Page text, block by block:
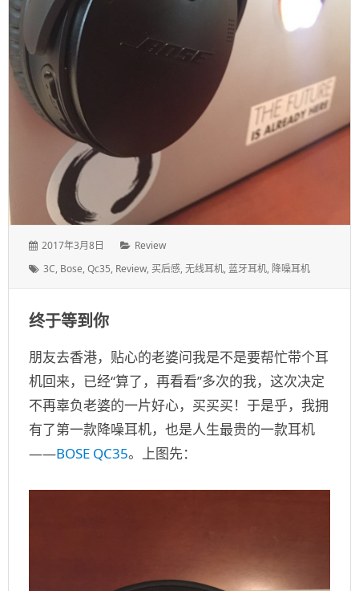
发
于：
2017年3月8日
分
Review
标
3C, Bose,Qc35, Review, 买后感,无线耳机,蓝牙耳机, 降噪耳机
终于等到你
朋友去香港，贴心的老婆问我是不是要帮忙带个耳
机回来，已经“算了，再看看”多次的我，这次决定
不再辜负老婆的一片好心，买买买！于是乎，我拥
有了第一款降噪耳机，也是人生最贵的一款耳机
——BOSE QC35。上图先：